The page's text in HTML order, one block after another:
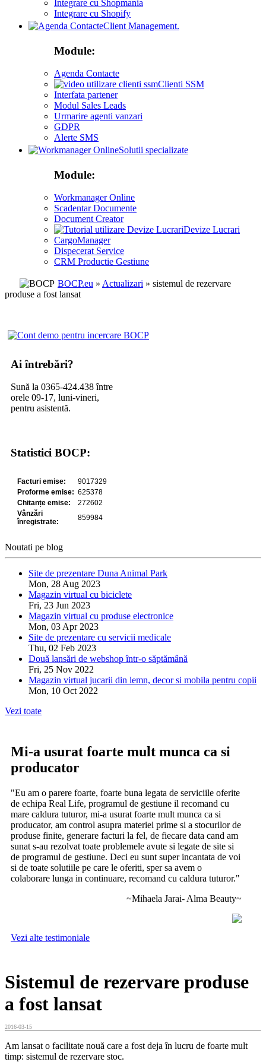
Integrare cu Shopmania
Integrare cu Shopify
Client Management.
Module:
Agenda Contacte
Clienti SSM
Interfata partener
Modul Sales Leads
Urmarire agenti vanzari
GDPR
Alerte SMS
Solutii specializate
Module:
Workmanager Online
Scadentar Documente
Document Creator
Devize Lucrari
CargoManager
Dispecerat Service
CRM Productie Gestiune
BOCP.eu » Actualizari » sistemul de rezervare
produse a fost lansat
Ai întrebări?
Sună la 0365-424.438 între
orele 09-17, luni-vineri,
pentru asistentă.
Statistici BOCP:
Noutati pe blog
Site de prezentare Duna Animal Park
Mon, 28 Aug 2023
Magazin virtual cu biciclete
Fri, 23 Jun 2023
Magazin virtual cu produse electronice
Mon, 03 Apr 2023
Site de prezentare cu servicii medicale
Thu, 02 Feb 2023
Două lansări de webshop într-o săptămână
Fri, 25 Nov 2022
Magazin virtual jucarii din lemn, decor si mobila pentru copii
Mon, 10 Oct 2022
Vezi toate
Mi-a usurat foarte mult munca ca si
producator
"Eu am o parere foarte, foarte buna legata de serviciile oferite
de echipa Real Life, programul de gestiune il recomand cu
mare caldura tuturor, mi-a usurat foarte mult munca ca si
producator, am control asupra materiei prime si a stocurilor de
produse finite, generare facturi la fel, de fiecare data cand am
sunat s-au rezolvat toate problemele avute si legate de site si
de programul de gestiune. Deci eu sunt super incantata de voi
si de toate solutiile pe care le oferiti, sper sa avem o
colaborare lunga in continuare, recomand cu caldura tuturor."
~Mihaela Jarai- Alma Beauty~
Vezi alte testimoniale
Sistemul de rezervare produse
a fost lansat
2016-03-15
Am lansat o facilitate nouă care a fost deja în lucru de foarte mult
timp: sistemul de rezervare stoc.